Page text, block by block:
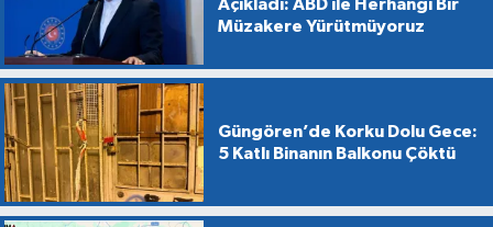
Açıkladı: ABD ile Herhangi Bir
Müzakere Yürütmüyoruz
Güngören’de Korku Dolu Gece:
5 Katlı Binanın Balkonu Çöktü